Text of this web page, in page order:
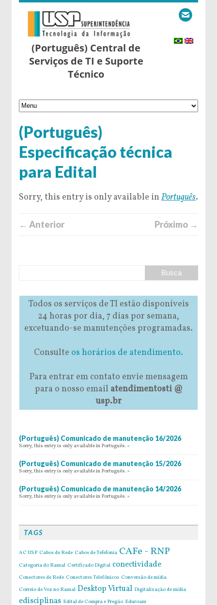
(Português) Central de
Serviços de TI e Suporte
Técnico
(Português)
Especificação técnica
para Edital
Sorry, this entry is only available in Português.
← Anterior Próximo →
Todos os serviços de TI estão disponíveis
24 horas por dia, 7 dias por semana,
excetuando-se manutenções programadas.
Consulte os horários de atendimento.
Para entrar em contato envie mensagem
para o nosso email atendimentosti @
usp.br
(Português) Comunicado de manutenção 16/2026
Sorry, this entry is only available in Português. »
(Português) Comunicado de manutenção 15/2026
Sorry, this entry is only available in Português. »
(Português) Comunicado de manutenção 14/2026
Sorry, this entry is only available in Português. »
TAGS
AC USP Cabos de Rede Cabos de Tefefonia CAFe - RNP
Categoria do Ramal Certificado Digital conectividade
Conectores de Rede Conectores Telefônicos Conversão de mídia
Correio de Voz no Ramal Desktop Virtual Digitalização de mídia
edisciplinas Edital de Compra e Pregão Eduroam